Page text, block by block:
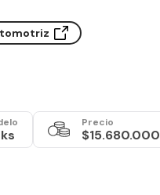
Precio
$15.680.000